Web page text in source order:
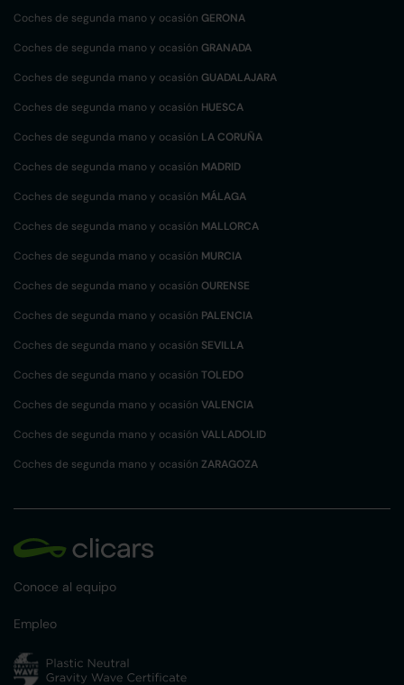
Coches de segunda mano y ocasión GERONA
Coches de segunda mano y ocasión GRANADA
Coches de segunda mano y ocasión GUADALAJARA
Coches de segunda mano y ocasión HUESCA
Coches de segunda mano y ocasión LA CORUÑA
Coches de segunda mano y ocasión MADRID
Coches de segunda mano y ocasión MÁLAGA
Coches de segunda mano y ocasión MALLORCA
Coches de segunda mano y ocasión MURCIA
Coches de segunda mano y ocasión OURENSE
Coches de segunda mano y ocasión PALENCIA
Coches de segunda mano y ocasión SEVILLA
Coches de segunda mano y ocasión TOLEDO
Coches de segunda mano y ocasión VALENCIA
Coches de segunda mano y ocasión VALLADOLID
Coches de segunda mano y ocasión ZARAGOZA
Conoce al equipo
Empleo